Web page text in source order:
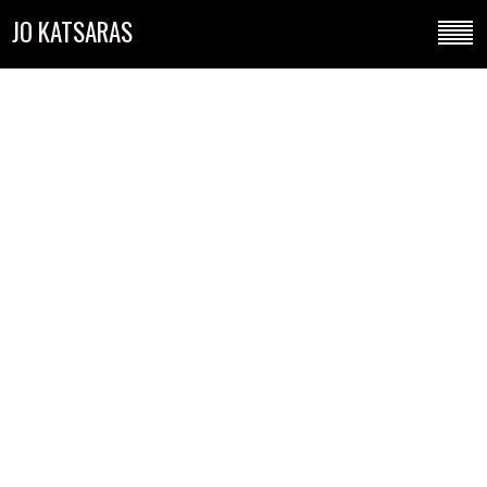
JO KATSARAS